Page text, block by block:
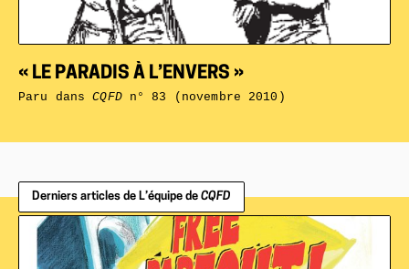
« LE PARADIS À L’ENVERS »
Paru dansCQFDn° 83 (novembre 2010)
Derniers articles de L’équipe de CQFD